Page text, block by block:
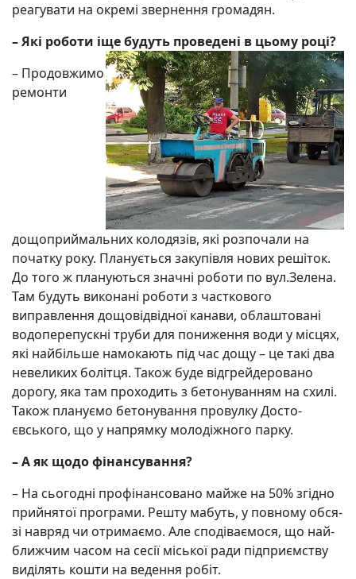
реа­гувати на окремі звернення гро­мадян.
– Які роботи іще бу­дуть проведені в цьому році?
– Продовжимо
ре­монти
дощоприймальних колодязів, які розпочали на
початку року. Планується закупівля нових решіток.
До того ж плануються значні роботи по вул.Зелена.
Там будуть виконані роботи з часткового
виправлення дощовідвідної канави, об­лаштовані
водопе­репускні труби для по­ниження води у місцях,
які най­більше намокають під час дощу – це такі два
неве­ли­ких бо­літця. Також буде відгрей­деровано
дорогу, яка там проходить з бето­нуван­ням на схилі.
Також плану­ємо бетонування про­вулку До­сто­
євського, що у на­прямку молодіжного пар­ку.
– А як щодо фінан­су­вання?
– На сьогодні про­фі­нан­совано майже на 50% згідно
прийнятої програми. Реш­ту мабуть, у повному об­­ся­
зі нав­ряд чи отри­має­мо. Але спо­діваємося, що най­
ближ­чим часом на сесії місь­кої ради підпри­ємству
ви­ді­лять кошти на ве­ден­ня робіт.